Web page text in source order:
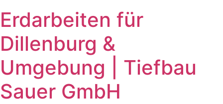
Inhalt
springen
Erdarbeiten für
Dillenburg &
Umgebung | Tiefbau
Sauer GmbH